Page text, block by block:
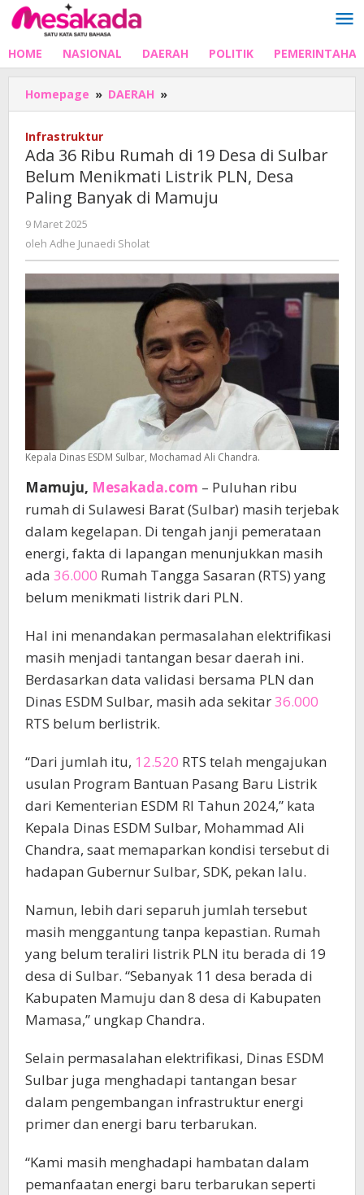
Lewati
ke
HOME NASIONAL DAERAH POLITIK
Homepage » DAERAH »
36
di
19
Desa
Menikmati
Listrik
PLN,
Desa
Paling
Banyak
di
Mamuju
Infrastruktur
Ada 36 Ribu Rumah di 19 Desa di Sulbar
Belum Menikmati Listrik PLN, Desa
Paling Banyak di Mamuju
9 Maret 2025
Adhe
oleh Adhe Junaedi Sholat
Kepala Dinas ESDM Sulbar, Mochamad Ali Chandra.
Mamuju, Mesakada.com – Puluhan ribu
rumah di Sulawesi Barat (Sulbar) masih terjebak
dalam kegelapan. Di tengah janji pemerataan
energi, fakta di lapangan menunjukkan masih
ada 36.000 Rumah Tangga Sasaran (RTS) yang
belum menikmati listrik dari PLN.
Hal ini menandakan permasalahan elektrifikasi
masih menjadi tantangan besar daerah ini.
Berdasarkan data validasi bersama PLN dan
Dinas ESDM Sulbar, masih ada sekitar36.000
RTS belum berlistrik.
“Dari jumlah itu, 12.520 RTS telah mengajukan
usulan Program Bantuan Pasang Baru Listrik
dari Kementerian ESDM RI Tahun 2024,” kata
Kepala Dinas ESDM Sulbar, Mohammad Ali
Chandra, saat memaparkan kondisi tersebut di
hadapan Gubernur Sulbar, SDK, pekan lalu.
Namun, lebih dari separuh jumlah tersebut
masih menggantung tanpa kepastian. Rumah
yang belum teraliri listrik PLN itu berada di 19
desa di Sulbar. “Sebanyak 11 desa berada di
Kabupaten Mamuju dan 8 desa di Kabupaten
Mamasa,” ungkap Chandra.
Selain permasalahan elektrifikasi, Dinas ESDM
Sulbar juga menghadapi tantangan besar
dalam pengembangan infrastruktur energi
primer dan energi baru terbarukan.
“Kami masih menghadapi hambatan dalam
pemanfaatan energi baru terbarukan seperti